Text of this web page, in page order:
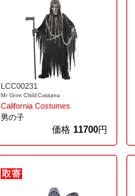
LCC00231
Mr Grim Child Costume
California Costumes
男の子
価格 11700円